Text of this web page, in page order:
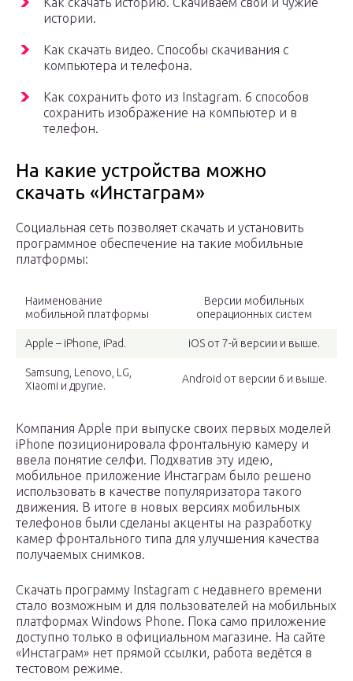
истории.
Как скачать видео. Способы скачивания с
компьютера и телефона.
Как сохранить фото из Instagram. 6 способов
сохранить изображение на компьютер и в
телефон.
На какие устройства можно
скачать «Инстаграм»
Социальная сеть позволяет скачать и установить
программное обеспечение на такие мобильные
платформы:
Наименование
мобильной платформы
Версии мобильных
операционных систем
Apple – iPhone, iPad. iOS от 7-й версии и выше.
Samsung, Lenovo, LG,
Xiaomi и другие.
Android от версии 6 и выше.
Компания Apple при выпуске своих первых моделей
iPhone позиционировала фронтальную камеру и
ввела понятие селфи. Подхватив эту идею,
мобильное приложение Инстаграм было решено
использовать в качестве популяризатора такого
движения. В итоге в новых версиях мобильных
телефонов были сделаны акценты на разработку
камер фронтального типа для улучшения качества
получаемых снимков.
Скачать программу Instagram с недавнего времени
стало возможным и для пользователей на мобильных
платформах Windows Phone. Пока само приложение
доступно только в официальном магазине. На сайте
«Инстаграм» нет прямой ссылки, работа ведётся в
тестовом режиме.